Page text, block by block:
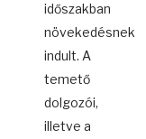
időszakban
növekedésnek
indult. A
temető
dolgozói,
illetve a